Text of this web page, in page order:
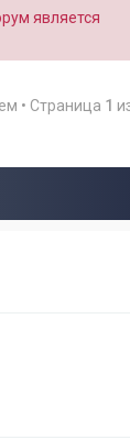
является
• Страница 1